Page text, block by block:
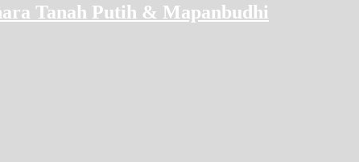
Tanah Putih & Mapanbudhi